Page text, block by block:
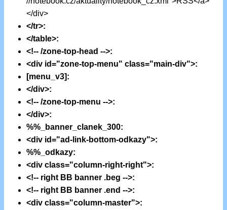
</div>
</tr>:
</table>:
<!-- /zone-top-head -->:
<div id="zone-top-menu" class="main-div">:
[menu_v3]:
</div>:
<!-- /zone-top-menu -->:
</div>:
%%_banner_clanek_300:
<div id="ad-link-bottom-odkazy">:
%%_odkazy:
<div class="column-right-right">:
<!-- right BB banner .beg -->:
<!-- right BB banner .end -->:
<div class="column-master">: